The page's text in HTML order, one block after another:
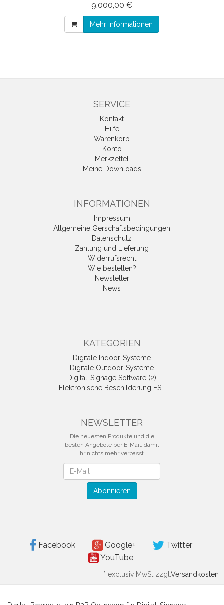
9.000,00 €
Mehr Informationen
SERVICE
Kontakt
Hilfe
Warenkorb
Konto
Merkzettel
Meine Downloads
INFORMATIONEN
Impressum
Allgemeine Gerschäftsbedingungen
Datenschutz
Zahlung und Lieferung
Widerrufsrecht
Wie bestellen?
Newsletter
News
KATEGORIEN
Digitale Indoor-Systeme
Digitale Outdoor-Systeme
Digital-Signage Software (2)
Elektronische Beschilderung ESL
NEWSLETTER
Die neuesten Produkte und die
besten Angebote per E-Mail, damit
Ihr nichts mehr verpasst.
Abonnieren
Facebook Google+
Twitter
YouTube
* exclusiv MwSt zzgl. Versandkosten